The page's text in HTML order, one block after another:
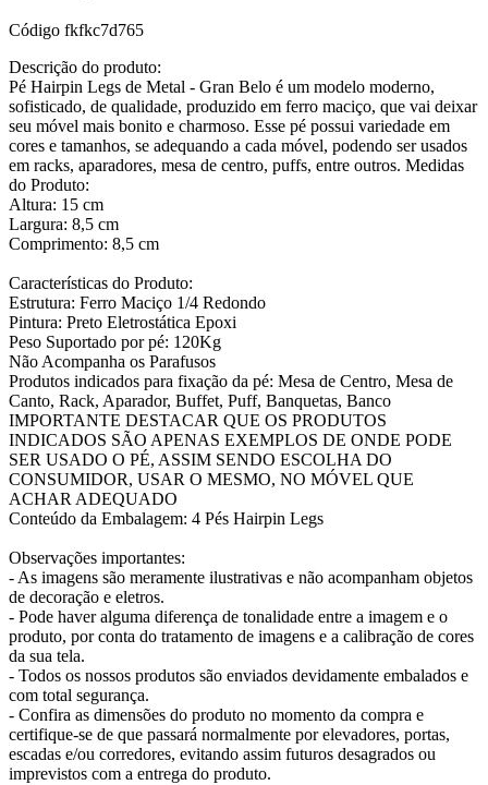
Código fkfkc7d765
Descrição do produto:
Pé Hairpin Legs de Metal - Gran Belo é um modelo moderno,
sofisticado, de qualidade, produzido em ferro maciço, que vai deixar
seu móvel mais bonito e charmoso. Esse pé possui variedade em
cores e tamanhos, se adequando a cada móvel, podendo ser usados
em racks, aparadores, mesa de centro, puffs, entre outros. Medidas
do Produto:
Altura: 15 cm
Largura: 8,5 cm
Comprimento: 8,5 cm
Características do Produto:
Estrutura: Ferro Maciço 1/4 Redondo
Pintura: Preto Eletrostática Epoxi
Peso Suportado por pé: 120Kg
Não Acompanha os Parafusos
Produtos indicados para fixação da pé: Mesa de Centro, Mesa de
Canto, Rack, Aparador, Buffet, Puff, Banquetas, Banco
IMPORTANTE DESTACAR QUE OS PRODUTOS
INDICADOS SÃO APENAS EXEMPLOS DE ONDE PODE
SER USADO O PÉ, ASSIM SENDO ESCOLHA DO
CONSUMIDOR, USAR O MESMO, NO MÓVEL QUE
ACHAR ADEQUADO
Conteúdo da Embalagem: 4 Pés Hairpin Legs
Observações importantes:
- As imagens são meramente ilustrativas e não acompanham objetos
de decoração e eletros.
- Pode haver alguma diferença de tonalidade entre a imagem e o
produto, por conta do tratamento de imagens e a calibração de cores
da sua tela.
- Todos os nossos produtos são enviados devidamente embalados e
com total segurança.
- Confira as dimensões do produto no momento da compra e
certifique-se de que passará normalmente por elevadores, portas,
escadas e/ou corredores, evitando assim futuros desagrados ou
imprevistos com a entrega do produto.